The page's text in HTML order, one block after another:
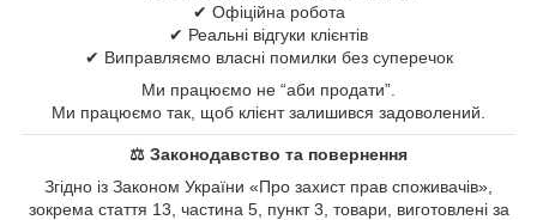
✔ Офіційна робота
✔ Реальні відгуки клієнтів
✔ Виправляємо власні помилки без суперечок
Ми працюємо не “аби продати”.
Ми працюємо так, щоб клієнт залишився задоволений.
⚖ Законодавство та повернення
Згідно із Законом України «Про захист прав споживачів»,
зокрема стаття 13, частина 5, пункт 3, товари, виготовлені за